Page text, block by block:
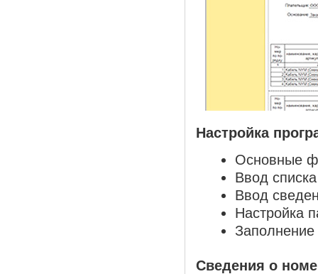
Настройка
Основные
Ввод
Ввод
Настройка
Сведения о